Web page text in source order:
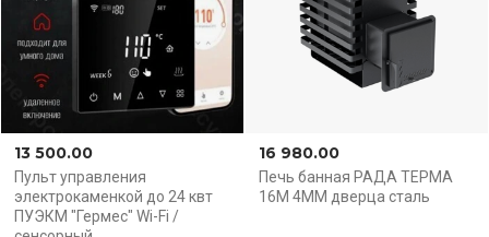
13 500.00
Пульт управления
элeктрoкaмeнкой до 24 квт
ПУЭКМ "Гермес" Wi-Fi /
16 980.00
Печь банная РАДА ТЕРМА
16М 4ММ дверца сталь